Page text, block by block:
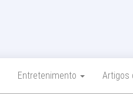
Entretenimento Artigos